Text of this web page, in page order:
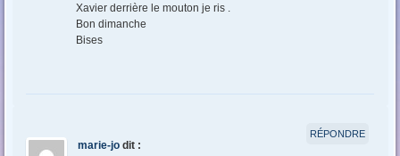
Xavier derrière le mouton je ris .
Bon dimanche
Bises
marie-jo dit :
RÉPONDRE